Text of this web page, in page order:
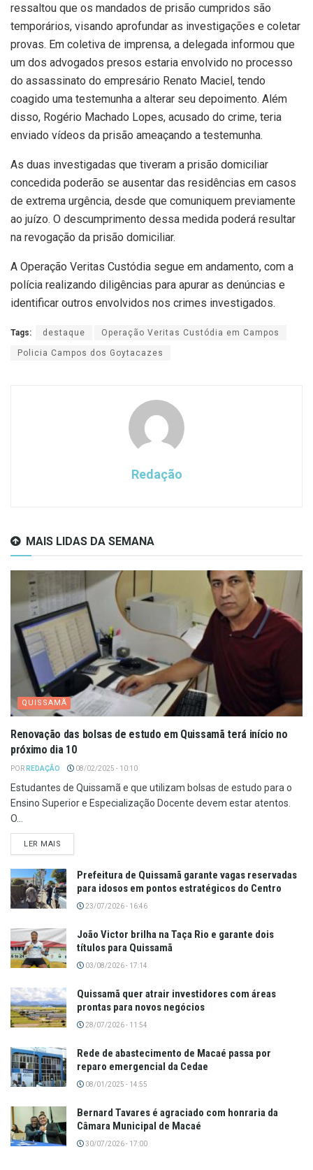
ressaltou que os mandados de prisão cumpridos são
temporários, visando aprofundar as investigações e coletar
provas. Em coletiva de imprensa, a delegada informou que
um dos advogados presos estaria envolvido no processo
do assassinato do empresário Renato Maciel, tendo
coagido uma testemunha a alterar seu depoimento. Além
disso, Rogério Machado Lopes, acusado do crime, teria
enviado vídeos da prisão ameaçando a testemunha.
As duas investigadas que tiveram a prisão domiciliar
concedida poderão se ausentar das residências em casos
de extrema urgência, desde que comuniquem previamente
ao juízo. O descumprimento dessa medida poderá resultar
na revogação da prisão domiciliar.
A Operação Veritas Custódia segue em andamento, com a
polícia realizando diligências para apurar as denúncias e
identificar outros envolvidos nos crimes investigados.
Tags: destaque Operação Veritas Custódia em Campos
Policia Campos dos Goytacazes
Redação
MAIS LIDAS DA SEMANA
QUISSAMÃ
Renovação das bolsas de estudo em Quissamã terá início no
próximo dia 10
POR REDAÇÃO 08/02/2025 - 10:10
Estudantes de Quissamã e que utilizam bolsas de estudo para o
Ensino Superior e Especialização Docente devem estar atentos.
O...
LER MAIS
Prefeitura de Quissamã garante vagas reservadas
para idosos em pontos estratégicos do Centro
23/07/2026 - 16:46
João Victor brilha na Taça Rio e garante dois
títulos para Quissamã
03/08/2026 - 17:14
Quissamã quer atrair investidores com áreas
prontas para novos negócios
28/07/2026 - 11:54
Rede de abastecimento de Macaé passa por
reparo emergencial da Cedae
08/01/2025 - 14:55
Bernard Tavares é agraciado com honraria da
Câmara Municipal de Macaé
30/07/2026 - 17:00